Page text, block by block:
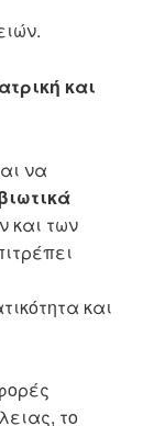
και
να
και των
και
το